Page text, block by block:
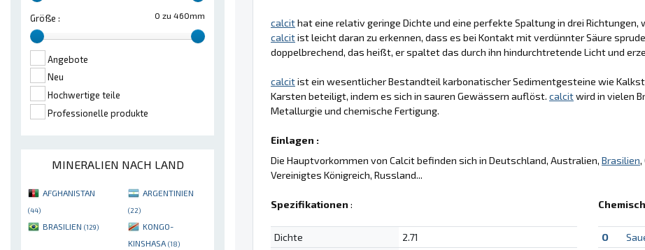
0 zu 460mm
Größe :
Angebote
Neu
Hochwertige teile
Professionelle produkte
MINERALIEN NACH LAND
AFGHANISTAN
(44)
ARGENTINIEN
(22)
BRASILIEN (129)
KONGO-
KINSHASA (18)
calcithat eine relativ geringe Dichte und eine perfekte Spaltung in drei
calcitist leicht daran zu erkennen, dass es bei Kontakt mit verdünnter Säure
doppelbrechend, das heißt, er spaltet das durch ihn hindurchtretende Licht und
calcitist ein wesentlicher Bestandteil karbonatischer Sedimentgesteine wie
Karsten beteiligt, indem es sich in sauren Gewässern auflöst. calcitwird in vielen
Metallurgie und chemische Fertigung.
Einlagen :
Die Hauptvorkommen von Calcit befinden sich in Deutschland, Australien, Brasilien,
Vereinigtes Königreich, Russland...
Spezifikationen :
Dichte
2.71
O